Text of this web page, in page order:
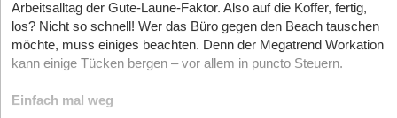
Auch wenn man selbst eigentlich kein „Streithansel“ ist: Sind
Kund:innen unzufrieden oder fühlen sich Mitarbeiter:innen
ungerecht behandelt, hat man schnell eine Klage am Hals. Oder
man selbst ist mit den Leistungen eines Lieferanten unzufrieden
und möchte sich dagegen wehren und sein Recht durchsetzen.
Egal worum es geht – immer sind Rechtsstreitigkeiten vor allem
Arbeitsalltag der Gute-Laune-Faktor. Also auf die Koffer, fertig,
los? Nicht so schnell! Wer das Büro gegen den Beach tauschen
möchte, muss einiges beachten. Denn der Megatrend Workation
kann einige Tücken bergen – vor allem in puncto Steuern.
Einfach mal weg